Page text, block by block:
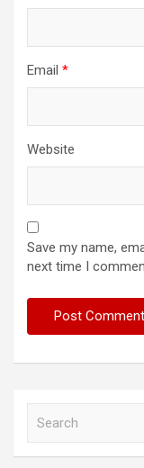
Email *
Website
Save my name,
next time I